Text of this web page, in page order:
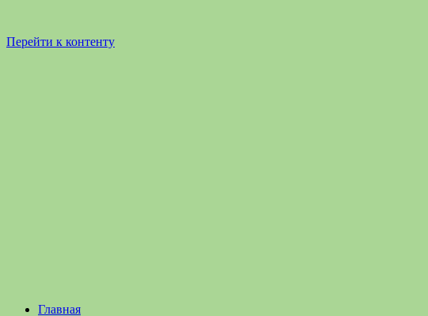
Перейти к контенту
Садоводство
Садоводство
Главная